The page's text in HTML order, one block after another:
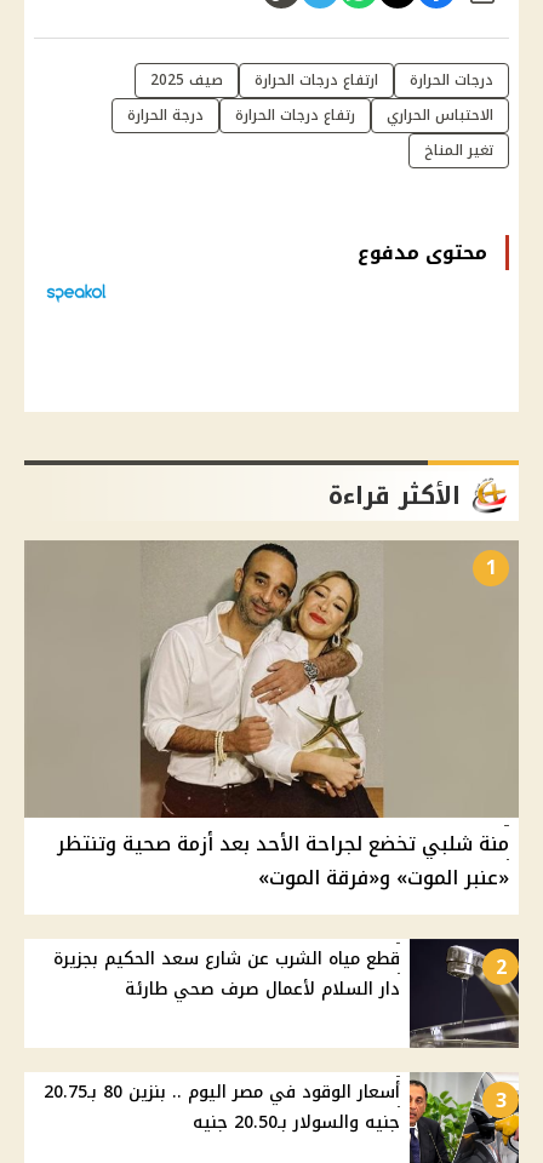
درجات الحرارة ارتفاع درجات الحرارة
صيف 2025
الاحتباس الحراري
رتفاع درجات الحرارة
درجة الحرارة
تغير المناخ
محتوى مدفوع
الأكثر قراءة
1
منة شلبي تخضع لجراحة الأحد بعد أزمة صحية وتنتظر
«عنبر الموت» و«فرقة الموت»
2
قطع مياه الشرب عن شارع سعد الحكيم بجزيرة
دار السلام لأعمال صرف صحي طارئة
3
أسعار الوقود في مصر اليوم .. بنزين 80 بـ20.75
جنيه والسولار بـ20.50 جنيه